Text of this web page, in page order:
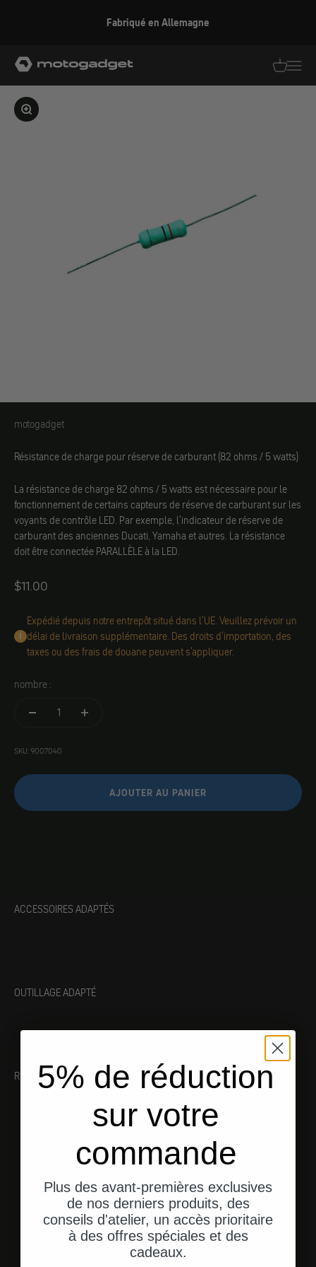
Fabriqué en Allemagne
motogadget GmbH
Agrandir l'image
motogadget
motogadget
Résistance de charge pour réserve de carburant (82 ohms / 5 watts)
La résistance de charge 82 ohms / 5 watts est nécessaire pour le
fonctionnement de certains capteurs de réserve de carburant sur les
voyants de contrôle LED. Par exemple, l'indicateur de réserve de
carburant des anciennes Ducati, Yamaha et autres. La résistance
doit être connectée PARALLÈLE à la LED.
Angebot
$11.00
Expédié depuis notre entrepôt situé dans l'UE. Veuillez prévoir un
délai de livraison supplémentaire. Des droits d'importation, des
taxes ou des frais de douane peuvent s'appliquer.
nombre :
SKU: 9007040
AJOUTER AU PANIER
ACCESSOIRES ADAPTÉS
OUTILLAGE ADAPTÉ
RECOMMANDATIONS
5% de réduction
sur votre
commande
Plus des avant-premières exclusives
de nos derniers produits, des
conseils d'atelier, un accès prioritaire
à des offres spéciales et des
cadeaux.